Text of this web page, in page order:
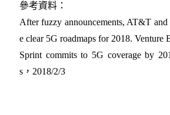
參考資料：
After fuzzy announcements, AT&T
e clear 5G roadmaps for 2018. Venture
Sprint commits to 5G coverage by
s，2018/2/3